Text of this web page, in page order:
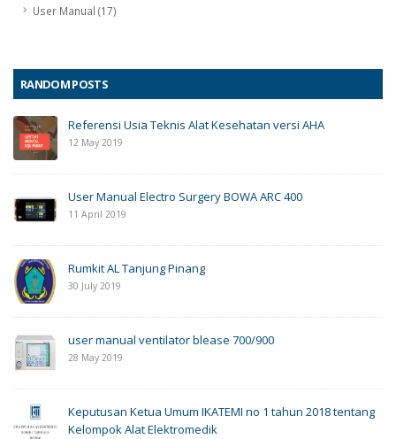
User Manual (17)
RANDOM POSTS
Referensi Usia Teknis Alat Kesehatan versi AHA
12 May 2019
User Manual Electro Surgery BOWA ARC 400
11 April 2019
Rumkit AL Tanjung Pinang
30 July 2019
user manual ventilator blease 700/900
28 May 2019
Keputusan Ketua Umum IKATEMI no 1 tahun 2018 tentang
Kelompok Alat Elektromedik